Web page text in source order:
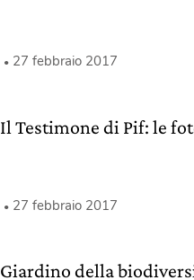
27 febbraio 2017
Il Testimone di Pif: le
27 febbraio 2017
Giardino della